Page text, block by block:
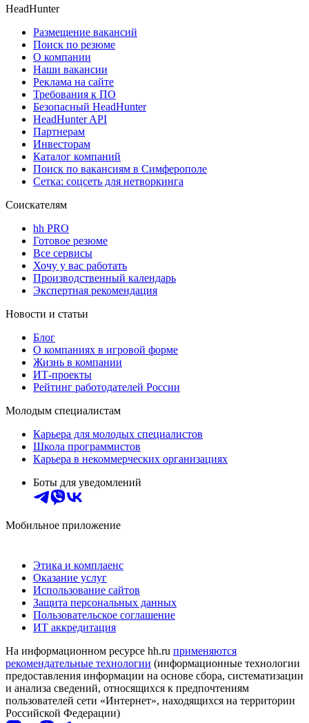
HeadHunter
Размещение вакансий
Поиск по резюме
О компании
Наши вакансии
Реклама на сайте
Требования к ПО
Безопасный HeadHunter
HeadHunter API
Партнерам
Инвесторам
Каталог компаний
Поиск по вакансиям в Симферополе
Сетка: соцсеть для нетворкинга
Соискателям
hh PRO
Готовое резюме
Все сервисы
Хочу у вас работать
Производственный календарь
Экспертная рекомендация
Новости и статьи
Блог
О компаниях в игровой форме
Жизнь в компании
ИТ-проекты
Рейтинг работодателей России
Молодым специалистам
Карьера для молодых специалистов
Школа программистов
Карьера в некоммерческих организациях
Боты для уведомлений
Мобильное приложение
Этика и комплаенс
Оказание услуг
Использование сайтов
Защита персональных данных
Пользовательское соглашение
ИТ аккредитация
На информационном ресурсе hh.ru применяются
рекомендательные технологии (информационные технологии
предоставления информации на основе сбора, систематизации
и анализа сведений, относящихся к предпочтениям
пользователей сети «Интернет», находящихся на территории
Российской Федерации)